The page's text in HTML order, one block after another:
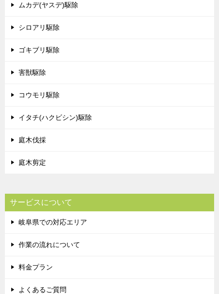
ムカデ(ヤスデ)駆除
シロアリ駆除
ゴキブリ駆除
害獣駆除
コウモリ駆除
イタチ(ハクビシン)駆除
庭木伐採
庭木剪定
サービスについて
岐阜県での対応エリア
作業の流れについて
料金プラン
よくあるご質問